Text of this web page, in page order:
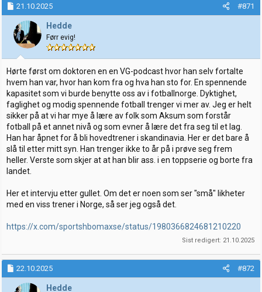
21.10.2025 #871
Hedde
Førr evig!
Hørte først om doktoren en en VG-podcast hvor han selv fortalte
hvem han var, hvor han kom fra og hva han sto for. En spennende
kapasitet som vi burde benytte oss av i fotballnorge. Dyktighet,
faglighet og modig spennende fotball trenger vi mer av. Jeg er helt
sikker på at vi har mye å lære av folk som Aksum som forstår
fotball på et annet nivå og som evner å lære det fra seg til et lag.
Han har åpnet for å bli hovedtrener i skandinavia. Her er det bare å
slå til etter mitt syn. Han trenger ikke to år på i prøve seg frem
heller. Verste som skjer at at han blir ass. i en toppserie og borte fra
landet.
Her et intervju etter gullet. Om det er noen som ser "små" likheter
med en viss trener i Norge, så ser jeg også det.
https://x.com/sportshbomaxse/status/1980366824681210220
Sist redigert: 21.10.2025
22.10.2025 #872
Hedde